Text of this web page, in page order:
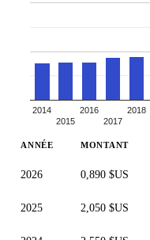
2014
2015
2016
2017
2018
ANNÉE MONTANT
2026 0,890 $US
2025 2,050 $US